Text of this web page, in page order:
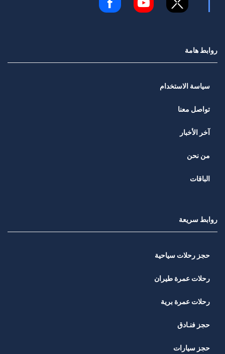
روابط هامة
سياسة الاستخدام
تواصل معنا
آخر الأخبار
من نحن
الباقات
روابط سريعة
حجز رحلات سياحية
رحلات عمرة طيران
رحلات عمرة برية
حجز فنـادق
حجز سيارات